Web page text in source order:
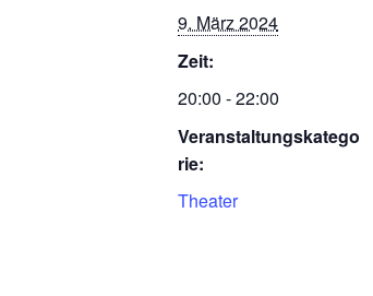
9. März 2024
Zeit:
20:00 - 22:00
Veranstaltungskatego
rie:
Theater